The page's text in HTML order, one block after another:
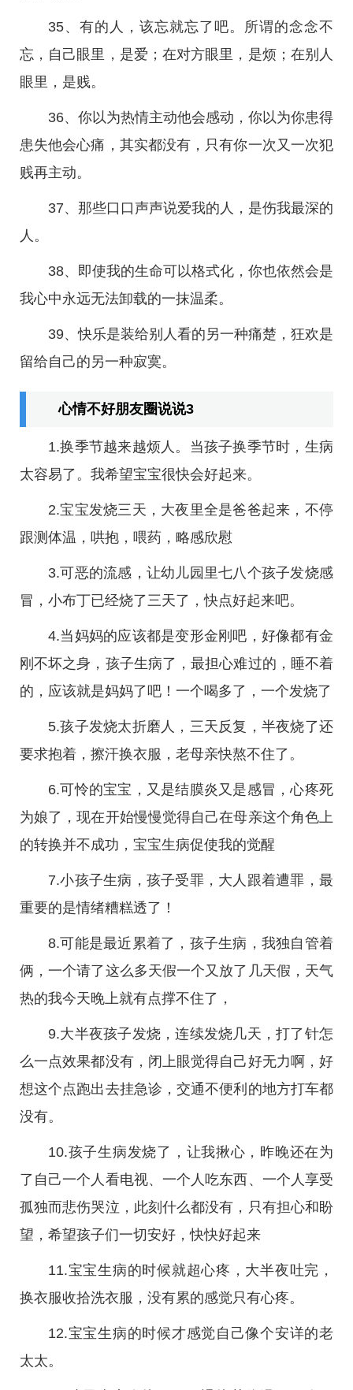
35、有的人，该忘就忘了吧。所谓的念念不
忘，自己眼里，是爱；在对方眼里，是烦；在别人
眼里，是贱。
36、你以为热情主动他会感动，你以为你患得
患失他会心痛，其实都没有，只有你一次又一次犯
贱再主动。
37、那些口口声声说爱我的人，是伤我最深的
人。
38、即使我的生命可以格式化，你也依然会是
我心中永远无法卸载的一抹温柔。
39、快乐是装给别人看的另一种痛楚，狂欢是
留给自己的另一种寂寞。
心情不好朋友圈说说3
1.换季节越来越烦人。当孩子换季节时，生病
太容易了。我希望宝宝很快会好起来。
2.宝宝发烧三天，大夜里全是爸爸起来，不停
跟测体温，哄抱，喂药，略感欣慰
3.可恶的流感，让幼儿园里七八个孩子发烧感
冒，小布丁已经烧了三天了，快点好起来吧。
4.当妈妈的应该都是变形金刚吧，好像都有金
刚不坏之身，孩子生病了，最担心难过的，睡不着
的，应该就是妈妈了吧！一个喝多了，一个发烧了
5.孩子发烧太折磨人，三天反复，半夜烧了还
要求抱着，擦汗换衣服，老母亲快熬不住了。
6.可怜的宝宝，又是结膜炎又是感冒，心疼死
为娘了，现在开始慢慢觉得自己在母亲这个角色上
的转换并不成功，宝宝生病促使我的觉醒
7.小孩子生病，孩子受罪，大人跟着遭罪，最
重要的是情绪糟糕透了！
8.可能是最近累着了，孩子生病，我独自管着
俩，一个请了这么多天假一个又放了几天假，天气
热的我今天晚上就有点撑不住了，
9.大半夜孩子发烧，连续发烧几天，打了针怎
么一点效果都没有，闭上眼觉得自己好无力啊，好
想这个点跑出去挂急诊，交通不便利的地方打车都
没有。
10.孩子生病发烧了，让我揪心，昨晚还在为
了自己一个人看电视、一个人吃东西、一个人享受
孤独而悲伤哭泣，此刻什么都没有，只有担心和盼
望，希望孩子们一切安好，快快好起来
11.宝宝生病的时候就超心疼，大半夜吐完，
换衣服收拾洗衣服，没有累的感觉只有心疼。
12.宝宝生病的时候才感觉自己像个安详的老
太太。